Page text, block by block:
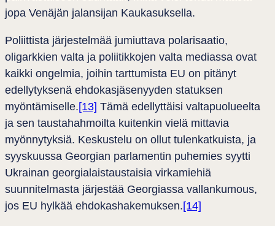
jopa Venäjän jalansijan Kaukasuksella.
Poliittista järjestelmää jumiuttava polarisaatio,
oligarkkien valta ja poliitikkojen valta mediassa ovat
kaikki ongelmia, joihin tarttumista EU on pitänyt
edellytyksenä ehdokasjäsenyyden statuksen
myöntämiselle.[13] Tämä edellyttäisi valtapuolueelta
ja sen taustahahmoilta kuitenkin vielä mittavia
myönnytyksiä. Keskustelu on ollut tulenkatkuista, ja
syyskuussa Georgian parlamentin puhemies syytti
Ukrainan georgialaistaustaisia virkamiehiä
suunnitelmasta järjestää Georgiassa vallankumous,
jos EU hylkää ehdokashakemuksen.[14]